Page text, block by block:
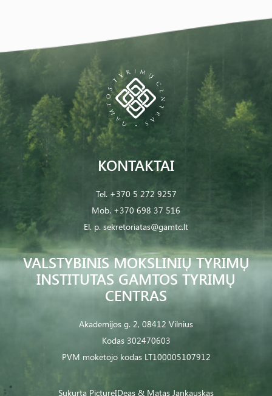
VALSTYBINIS MOKSLINIŲ TYRIMŲ
INSTITUTAS GAMTOS TYRIMŲ
CENTRAS
Akademijos g. 2, 08412 Vilnius
Kodas 302470603
PVM mokėtojo kodas LT100005107912
KONTAKTAI
Tel. +370 5 272 9257
Mob. +370 698 37 516
El. p. sekretoriatas@gamtc.lt
Sukurta PictureIDeas & Matas Jankauskas